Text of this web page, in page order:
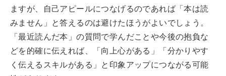
ますが、自己アピールにつなげるのであれば「本は読
みません」と答えるのは避けたほうがよいでしょう。
「最近読んだ本」の質問で学んだことや今後の抱負な
どを的確に伝えれば、「向上心がある」「分かりやす
く伝えるスキルがある」と印象アップにつながる可能